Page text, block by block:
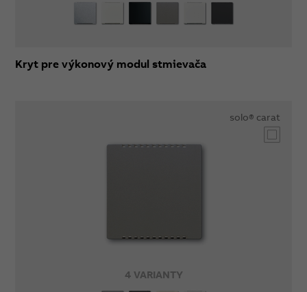
Kryt pre výkonový modul stmievača
4 VARIANTY
solo® carat